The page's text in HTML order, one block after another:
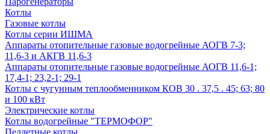
Котлы
Газовые котлы
Котлы серии ИШМА
Аппараты отопительные газовые водогрейные АОГВ 7-3;
11,6-3 и АКГВ 11,6-3
Аппараты отопительные газовые водогрейные АОГВ 11,6-1;
17,4-1; 23,2-1; 29-1
Котлы с чугунным теплообменником КОВ 30 . 37,5 . 45; 63; 80
и 100 кВт
Электрические котлы
Котлы водогрейные "ТЕРМОФОР"
Пеллетные котлы